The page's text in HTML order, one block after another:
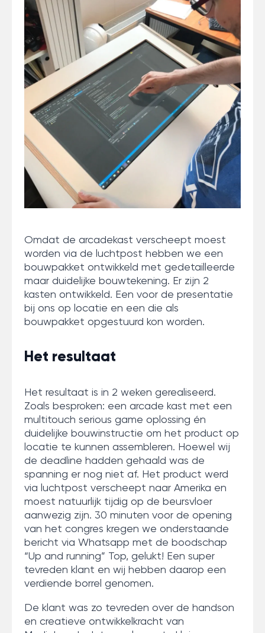
Omdat de arcadekast verscheept moest
worden via de luchtpost hebben we een
bouwpakket ontwikkeld met gedetailleerde
maar duidelijke bouwtekening. Er zijn 2
kasten ontwikkeld. Een voor de presentatie
bij ons op locatie en een die als
bouwpakket opgestuurd kon worden.
Het resultaat
Het resultaat is in 2 weken gerealiseerd.
Zoals besproken: een arcade kast met een
multitouch serious game oplossing én
duidelijke bouwinstructie om het product op
locatie te kunnen assembleren. Hoewel wij
de deadline hadden gehaald was de
spanning er nog niet af. Het product werd
via luchtpost verscheept naar Amerika en
moest natuurlijk tijdig op de beursvloer
aanwezig zijn. 30 minuten voor de opening
van het congres kregen we onderstaande
bericht via Whatsapp met de boodschap
“Up and running” Top, gelukt! Een super
tevreden klant en wij hebben daarop een
verdiende borrel genomen.
De klant was zo tevreden over de handson
en creatieve ontwikkelkracht van